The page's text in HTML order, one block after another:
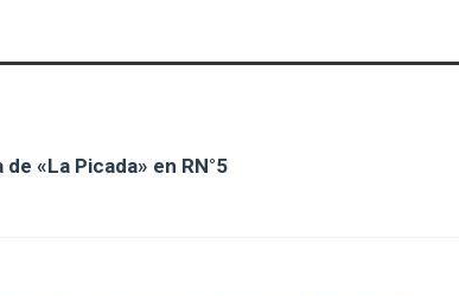
«La Picada» en RN°5